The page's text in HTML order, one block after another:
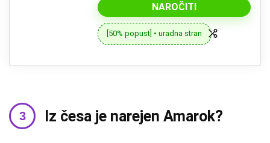
NAROČITI
[50% popust] • uradna stran
Iz česa je narejen Amarok?